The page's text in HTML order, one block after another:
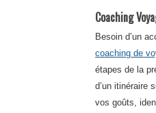
Coaching
Besoin d’un
coaching de
étapes de la
d’un itinéraire
vos goûts,